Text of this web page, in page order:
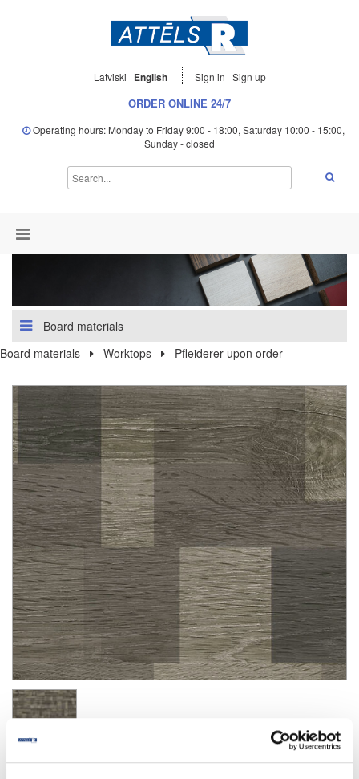
Latviski English Sign in Sign up
ORDER ONLINE 24/7
Operating hours: Monday to Friday 9:00 - 18:00, Saturday 10:00 - 15:00,
Sunday - closed
Board materials
Board materials
Worktops Pfleiderer upon order